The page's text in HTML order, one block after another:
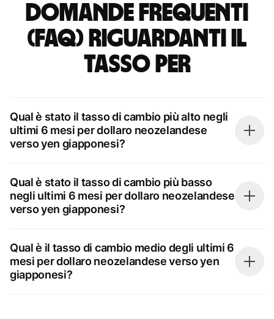
Domande frequenti
(FAQ) riguardanti il
tasso per
Qual è stato il tasso di cambio più alto negli
ultimi 6 mesi per dollaro neozelandese
verso yen giapponesi?
Qual è stato il tasso di cambio più basso
negli ultimi 6 mesi per dollaro neozelandese
verso yen giapponesi?
Qual è il tasso di cambio medio degli ultimi 6
mesi per dollaro neozelandese verso yen
giapponesi?